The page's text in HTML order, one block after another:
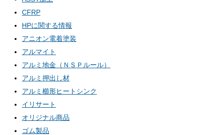
CFRP
HPに関する情報
アニオン電着塗装
アルマイト
アルミ地金（ＮＳＰルール）
アルミ押出し材
アルミ櫛形ヒートシンク
イリサート
オリジナル商品
ゴム製品